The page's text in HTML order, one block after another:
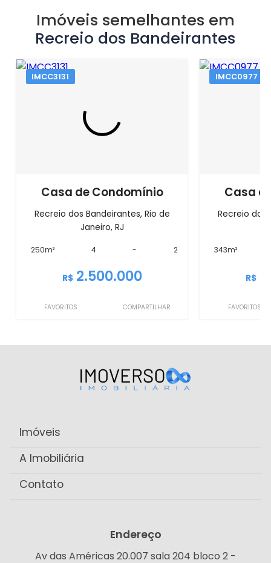
Imóveis semelhantes em
Recreio dos Bandeirantes
IMCC3131
Casa de Condomínio
Recreio dos Bandeirantes, Rio de
Janeiro, RJ
250m² 4 - 2
R$ 2.500.000
FAVORITOS COMPARTILHAR
IMCC0977
Casa
Recreio dos
343m²
R$
FAVORITOS
Imóveis
A Imobiliária
Contato
Endereço
Av das Américas 20.007 sala 204 bloco 2 -